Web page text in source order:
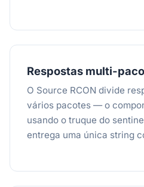
Respostas multi-
O Source RCON divide
vários pacotes — o
usando o truque do
entrega uma única string